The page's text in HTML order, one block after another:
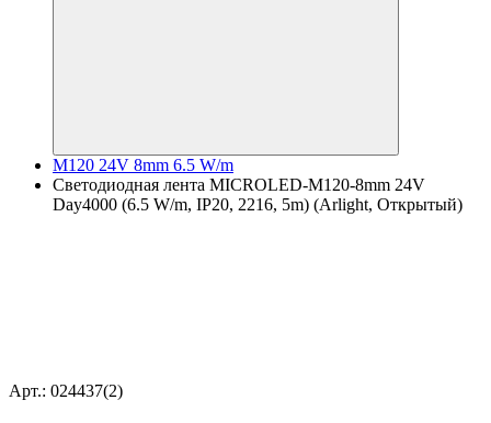
M120 24V 8mm 6.5 W/m
Светодиодная лента MICROLED-M120-8mm 24V
Day4000 (6.5 W/m, IP20, 2216, 5m) (Arlight, Открытый)
Арт.: 024437(2)